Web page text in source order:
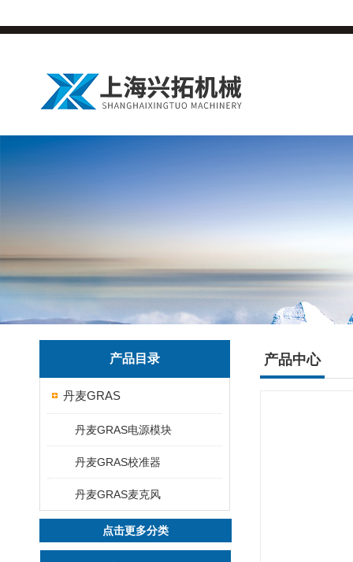
产品目录
丹麦GRAS
丹麦GRAS电源模块
丹麦GRAS校准器
丹麦GRAS麦克风
点击更多分类
产品中心